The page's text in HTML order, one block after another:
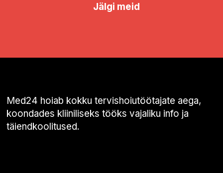
Jälgi meid
Med24 hoiab kokku tervishoiutöötajate aega,
koondades kliiniliseks tööks vajaliku info ja
täiendkoolitused.